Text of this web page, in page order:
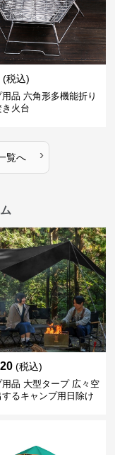
(税込)
品 六角形多機能折り
火台
覧へ ›
(税込)
用品 大型タープ 広々空
するキャンプ用日除け